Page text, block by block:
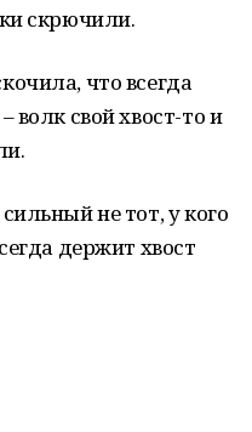
скрючили.
что всегда
волк свой хвост-то и
не тот, у кого
держит хвост